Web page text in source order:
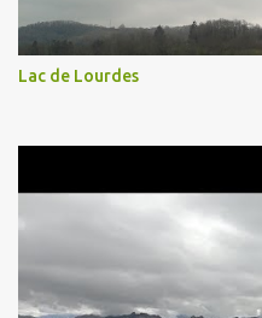
Lac de Lourdes